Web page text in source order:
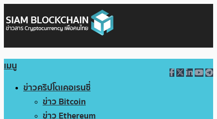
เมนู
ข่าวคริปโตเคอเรนซี่
ข่าว Bitcoin
ข่าว Ethereum